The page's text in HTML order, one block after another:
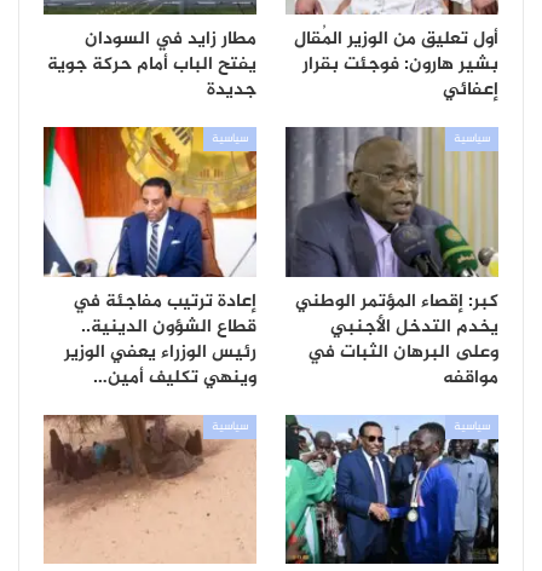
أول تعليق من الوزير المُقال
بشير هارون: فوجئت بقرار
إعفائي
مطار زايد في السودان
يفتح الباب أمام حركة جوية
جديدة
سياسية
كبر: إقصاء المؤتمر الوطني
يخدم التدخل الأجنبي
وعلى البرهان الثبات في
مواقفه
سياسية
إعادة ترتيب مفاجئة في
قطاع الشؤون الدينية..
رئيس الوزراء يعفي الوزير
وينهي تكليف أمين…
سياسية سياسية